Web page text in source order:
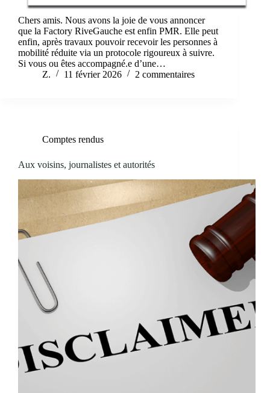
Chers amis. Nous avons la joie de vous annoncer
que la Factory RiveGauche est enfin PMR. Elle peut
enfin, après travaux pouvoir recevoir les personnes à
mobilité réduite via un protocole rigoureux à suivre.
Si vous ou êtes accompagné.e d’une…
Z.
11 février 2026 2 commentaires
Comptes rendus
Aux voisins, journalistes et autorités